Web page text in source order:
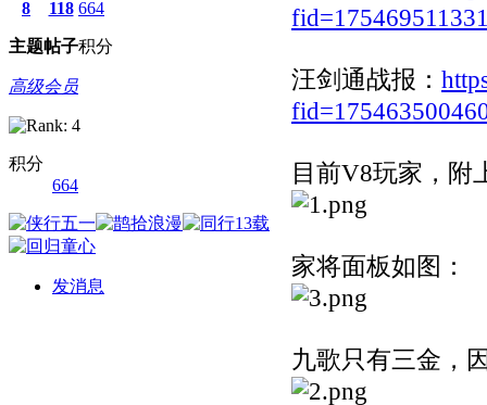
8
主题
118
帖子
664
积分
高级会员
积分
664
发消息
汪剑通战报：
目前V8玩家，附
家将面板如图：
九歌只有三金，